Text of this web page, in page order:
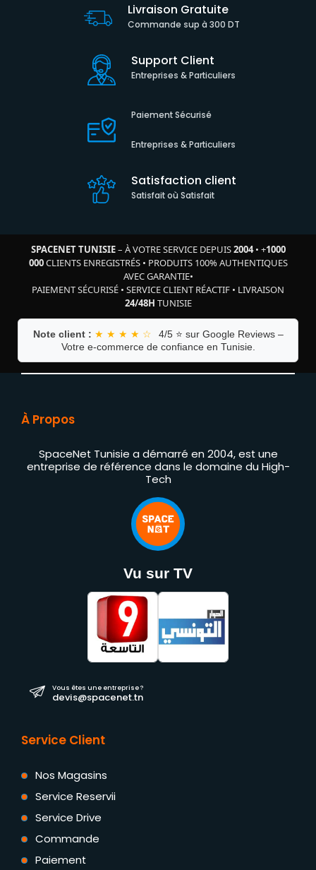
Livraison Gratuite
Commande sup à 300 DT
Support Client
Entreprises & Particuliers
Paiement Sécurisé
Entreprises & Particuliers
Satisfaction client
Satisfait où Satisfait
SPACENET TUNISIE– À VOTRE SERVICE DEPUIS2004• +1000
000CLIENTS ENREGISTRÉS• PRODUITS 100% AUTHENTIQUES
AVEC GARANTIE•
PAIEMENT SÉCURISÉ • SERVICE CLIENT RÉACTIF • LIVRAISON
24/48H TUNISIE
Note client : ★ ★ ★ ★ ☆
4/5 ⭐ sur Google Reviews –
Votre e-commerce de confiance en Tunisie.
À Propos
SpaceNet Tunisie a démarré en 2004, est une
entreprise de référence dans le domaine du High-
Tech
Vu sur TV
Vous êtes une entreprise ?
devis@spacenet.tn
Service Client
Nos Magasins
Service Reservii
Service Drive
Commande
Paiement